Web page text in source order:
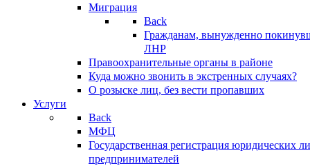
Миграция
Back
Гражданам, вынужденно
ЛНР
Правоохранительные органы в районе
Куда можно звонить в экстренных случаях?
О розыске лиц, без вести пропавших
Услуги
Back
МФЦ
Государственная регистрация юридических
предпринимателей